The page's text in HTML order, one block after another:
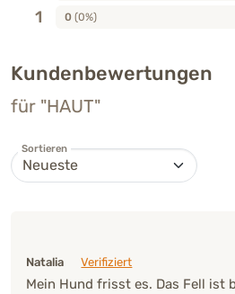
1 0 (0%)
Kundenbewertungen
für "HAUT"
Sortieren
Natalia
Verifiziert
Mein Hund frisst es. Das Fell ist